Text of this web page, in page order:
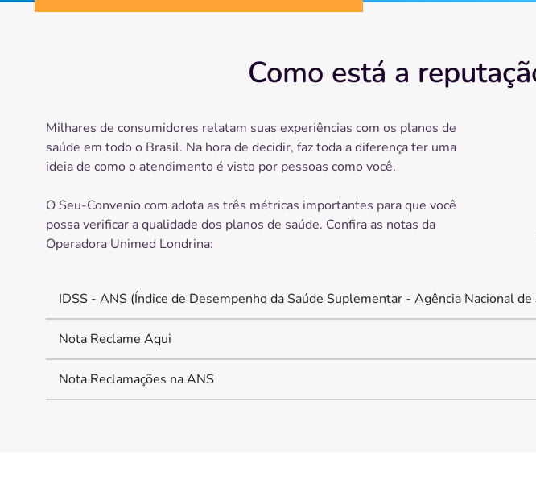
Como está a
Milhares de consumidores relatam suas experiências com os planos de
saúde em todo o Brasil. Na hora de decidir, faz toda a diferença ter uma
ideia de como o atendimento é visto por pessoas como você.
O Seu-Convenio.com adota as três métricas importantes para que você
possa verificar a qualidade dos planos de saúde. Confira as notas da
Operadora Unimed Londrina:
IDSS - ANS (Índice de Desempenho da Saúde Suplementar - Agência Nacional
Nota Reclame Aqui
Nota Reclamações na ANS